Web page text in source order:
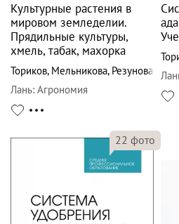
Культурные растения в
мировом земледелии.
Прядильные культуры,
хмель, табак, махорка
Ториков, Мельникова, Резунова
Лань: Агрономия
22 фото